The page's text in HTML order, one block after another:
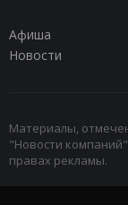
Афиша
Новости
Материалы,
"Новости
правах рекламы.